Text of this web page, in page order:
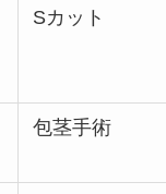
Sカット
包茎手術